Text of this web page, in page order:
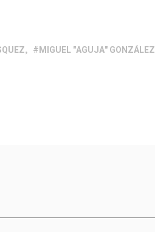
MIGUEL "AGUJA" GONZÁLEZ